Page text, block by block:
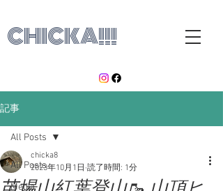
CHICKA!!!
記事
All Posts
Media
All Posts
chicka8
2023年10月1日 読了時間: 1分